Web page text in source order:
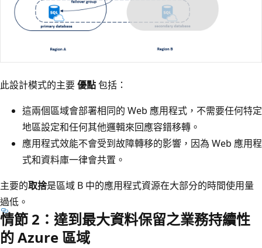
此設計模式的主要優點包括：
這兩個區域會部署相同的 Web 應用程式，不需要任何特定
地區設定和任何其他邏輯來回應容錯移轉。
應用程式效能不會受到故障轉移的影響，因為 Web 應用程
式和資料庫一律會共置。
主要的取捨是區域 B 中的應用程式資源在大部分的時間使用量
過低。
情節 2：達到最大資料保留之業務持續性
的 Azure 區域